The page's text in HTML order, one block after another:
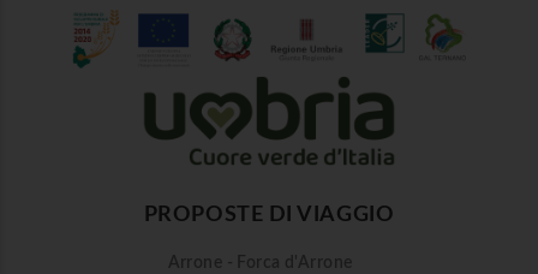
PROPOSTE DI VIAGGIO
Arrone - Forca d'Arrone